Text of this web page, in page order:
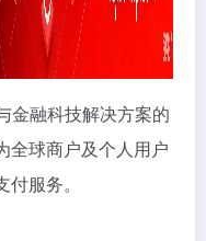
金融科技解决方案的
全球商户及个人用户
服务。